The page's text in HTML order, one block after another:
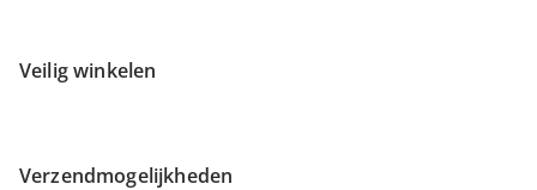
Veilig winkelen
Verzendmogelijkheden